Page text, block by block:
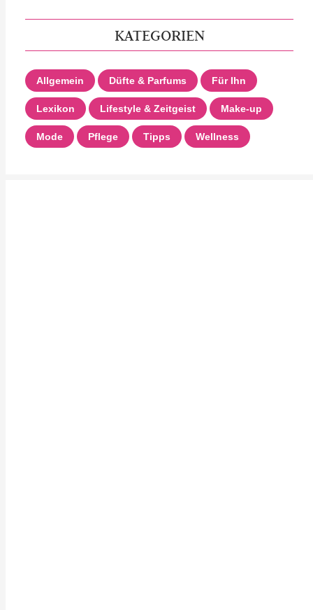
KATEGORIEN
Allgemein Düfte & Parfums Für Ihn
Lexikon Lifestyle & Zeitgeist Make-up
Mode Pflege Tipps Wellness